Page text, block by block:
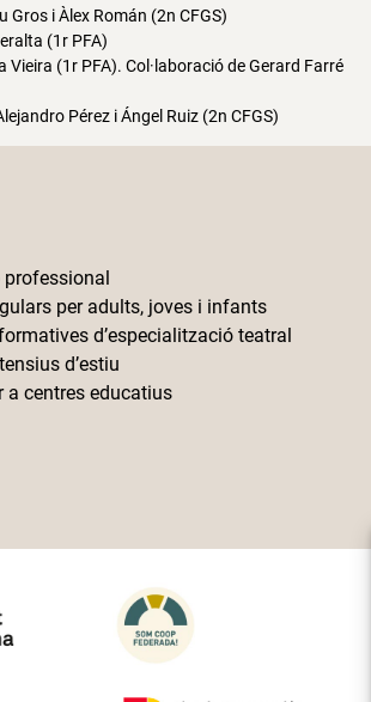
Gros i Àlex Román (2n CFGS)
(1r PFA)
(1r PFA). Col·laboració de Gerard Farré
Pérez i Ángel Ruiz (2n CFGS)
professional
per adults, joves i infants
d’especialització teatral
d’estiu
a centres educatius